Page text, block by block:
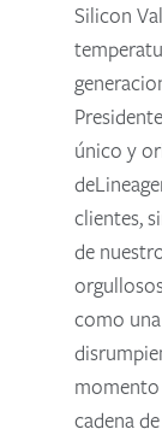
Silicon
único y
clientes,
de
como
cadena